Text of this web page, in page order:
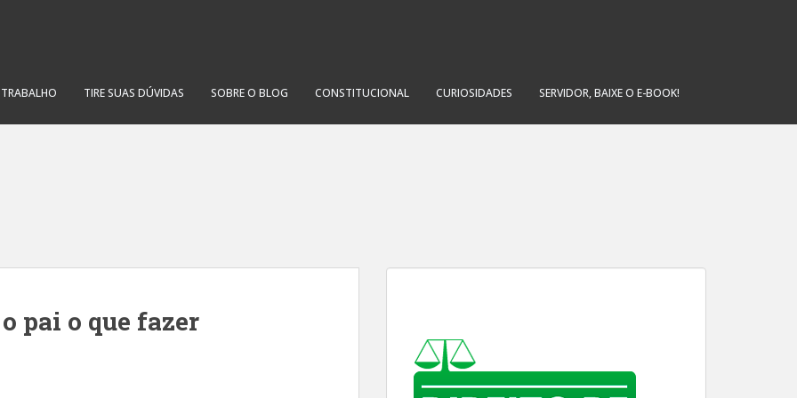
TIRE SUAS DÚVIDAS SOBRE O BLOG CONSTITUCIONAL CURIOSIDADES SERVIDOR, BAIXE O E-BOOK!
pai o que fazer